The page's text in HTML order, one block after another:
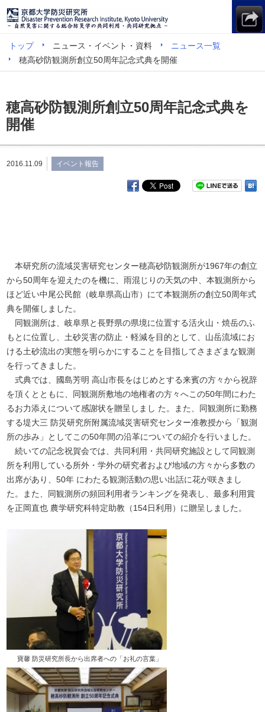
トップ ニュース・イベント・資料
ニュース一覧
穂高砂防観測所創立50周年記念式典を開催
穂高砂防観測所創立50周年記念式典を
開催
2016.11.09 イベント報告
本研究所の流域災害研究センター穂高砂防観測所が1967年の創立
から50周年を迎えたのを機に、雨混じりの天気の中、本観測所から
ほど近い中尾公民館（岐阜県高山市）にて本観測所の創立50周年式
典を開催しました。
同観測所は、岐阜県と長野県の県境に位置する活火山・焼岳のふ
もとに位置し、土砂災害の防止・軽減を目的として、山岳流域にお
ける土砂流出の実態を明らかにすることを目指してさまざまな観測
を行ってきました。
式典では、國島芳明 高山市長をはじめとする来賓の方々から祝辞
を頂くとともに、同観測所敷地の地権者の方々へこの50年間にわた
るお力添えについて感謝状を贈呈しまし た。また、同観測所に勤務
する堤大三 防災研究所附属流域災害研究センター准教授から「観測
所の歩み」としてこの50年間の沿革についての紹介を行いました。
続いての記念祝賀会では、共同利用・共同研究施設として同観測
所を利用している所外・学外の研究者および地域の方々から多数の
出席があり、50年 にわたる観測活動の思い出話に花が咲きまし
た。また、同観測所の頻回利用者ランキングを発表し、最多利用賞
を正岡直也 農学研究科特定助教（154日利用）に贈呈しました。
寶馨 防災研究所長から出席者への「お礼の言葉」